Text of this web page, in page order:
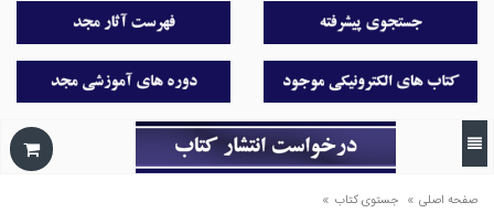
صفحه اصلی » جستوی کتاب »